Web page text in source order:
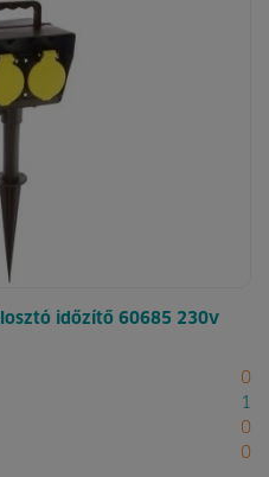
időzítő 60685 230v
0
1
0
0